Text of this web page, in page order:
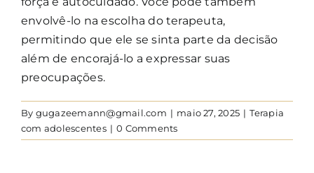
envolvê-lo na escolha do terapeuta,
permitindo que ele se sinta parte da decisão
além de encorajá-lo a expressar suas
preocupações.
By gugazeemann@gmail.com | maio 27, 2025 | Terapia
com adolescentes | 0 Comments